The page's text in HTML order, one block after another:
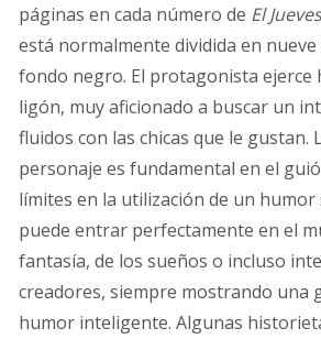
páginas en cada número de El Jueves
está normalmente dividida en
fondo negro. El protagonista ejerce
ligón, muy aficionado a buscar un
fluidos con las chicas que le gustan.
personaje es fundamental en el
límites en la utilización de un humor
puede entrar perfectamente en el
fantasía, de los sueños o incluso
creadores, siempre mostrando una
humor inteligente. Algunas